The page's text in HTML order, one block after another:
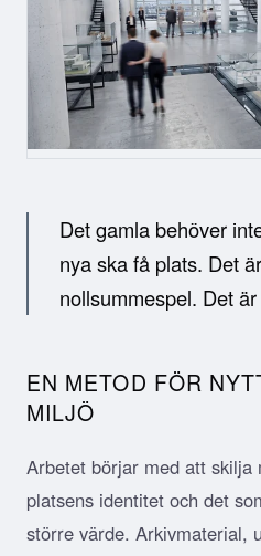
Det gamla behöver
nya ska få plats. Det
nollsummespel. Det
EN METOD FÖR
MILJÖ
Arbetet börjar med att skilja
platsens identitet och det
större värde. Arkivmaterial,